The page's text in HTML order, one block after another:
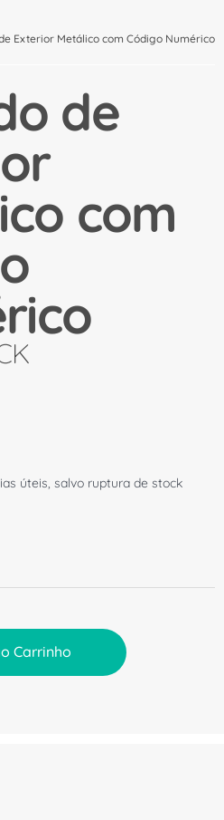
Exterior Metálico com Código Numérico
de
com
úteis, salvo ruptura de stock
Carrinho